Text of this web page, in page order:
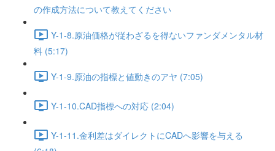
の作成方法について教えてください
Y-1-8.原油価格が従わざるを得ないファンダメンタル材
料 (5:17)
Y-1-9.原油の指標と値動きのアヤ (7:05)
Y-1-10.CAD指標への対応 (2:04)
Y-1-11.金利差はダイレクトにCADへ影響を与える